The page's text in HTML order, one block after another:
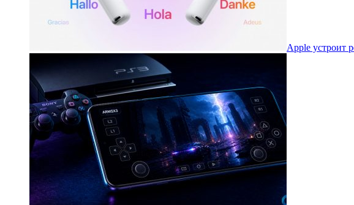
Apple устроит